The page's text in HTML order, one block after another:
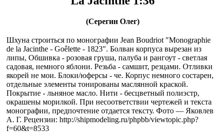
(Серегин Олег)
Шхуна строиться по монографии Jean Boudriot "Monographie
de la Jacinthe - Goêlette - 1823". Болван корпуса вырезан из
липы, Обшивка - розовая груша, палуба и рангоут - светлая
садовая, немного яблони. Резьба - самшит, резцами. Отливки
якорей не мои. Блоки/юферсы - че. Корпус немного состарен,
отдельные элементы тонированы маслянной краской.
Покрытие - льняное масло. Нити - бесцветный полиэстр,
окрашены морилкой. При несоответствии чертежей и текста
монографии, предпочтение отдается тексту. Фото — Яковлев
А. Г. Рецензии: http://shipmodeling.ru/phpbb/viewtopic.php?
f=60&t=8533